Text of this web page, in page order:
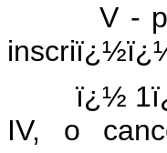
V -
ï¿½ 1ï¿½
IV, o